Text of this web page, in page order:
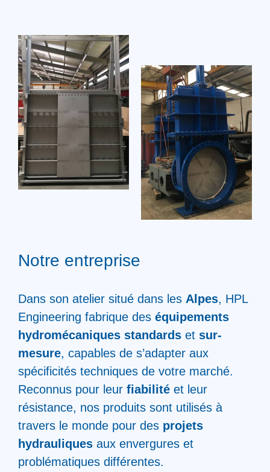
Notre entreprise
Dans son atelier situé dans les Alpes, HPL
Engineering fabrique des équipements
hydromécaniques standards et sur-
mesure, capables de s’adapter aux
spécificités techniques de votre marché.
Reconnus pour leur fiabilité et leur
résistance, nos produits sont utilisés à
travers le monde pour des projets
hydrauliques aux envergures et
problématiques différentes.